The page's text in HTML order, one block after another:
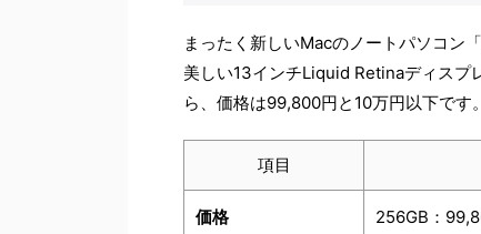
まったく新しいMacのノートパソコン
美しい13インチLiquid Retinaディスプ
ら、価格は99,800円と10万円以下です。
項目
価格
256GB：